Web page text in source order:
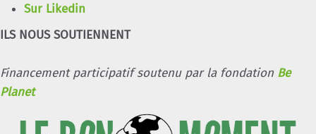
Sur Likedin
ILS NOUS SOUTIENNENT
Financement participatif soutenu par la fondation Be
Planet